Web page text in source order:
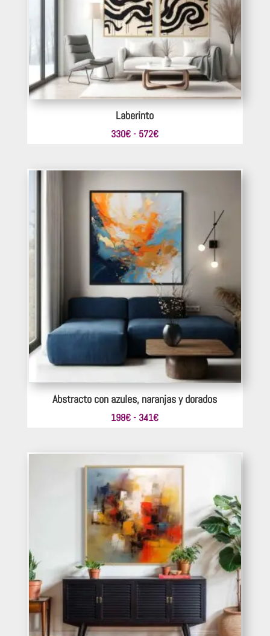
hasta
374€
Laberinto
330€ - 572€Rango
330€
hasta
572€
Abstracto con azules, naranjas y dorados
198€ - 341€Rango
desde
198€
hasta
341€